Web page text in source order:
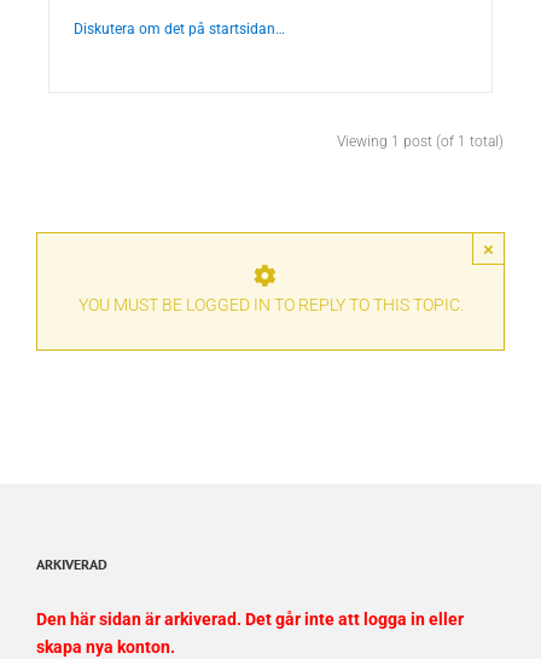
Diskutera om det på startsidan…
Viewing 1 post (of 1 total)
×
YOU MUST BE LOGGED IN TO REPLY TO THIS TOPIC.
ARKIVERAD
Den här sidan är arkiverad. Det går inte att logga in eller
skapa nya konton.